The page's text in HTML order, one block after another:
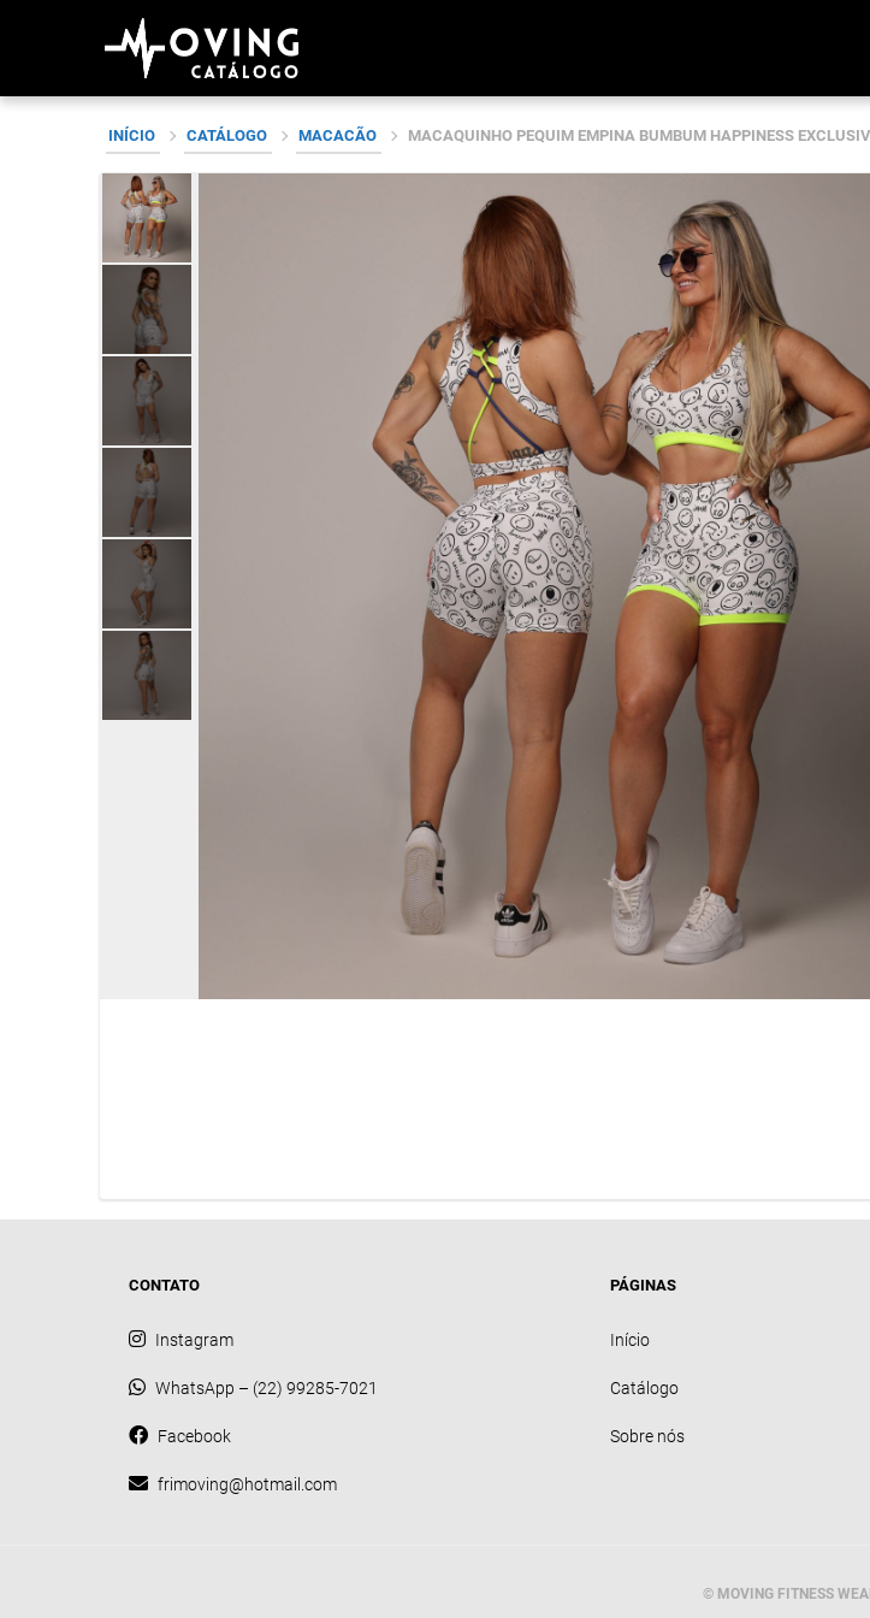
Skip
INÍCIO CATÁLOGO MACACÃO MACAQUINHO PEQUIM EMPINA BUMBUM HAPPINESS
CONTATO
Instagram
WhatsApp – (22) 99285-7021
Facebook
frimoving@hotmail.com
PÁGINAS
Início
Catálogo
Sobre nós
© MOVING FITNESS